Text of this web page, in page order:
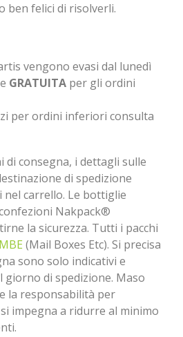
ben felici di risolverli.
vengono evasi dal lunedì
GRATUITA per gli ordini
per ordini inferiori consulta
consegna, i dettagli sulle
di spedizione
carrello. Le bottiglie
Nakpack®
la sicurezza. Tutti i pacchi
MBE (Mail Boxes Etc). Si precisa
sono solo indicativi e
giorno di spedizione. Maso
la responsabilità per
impegna a ridurre al minimo